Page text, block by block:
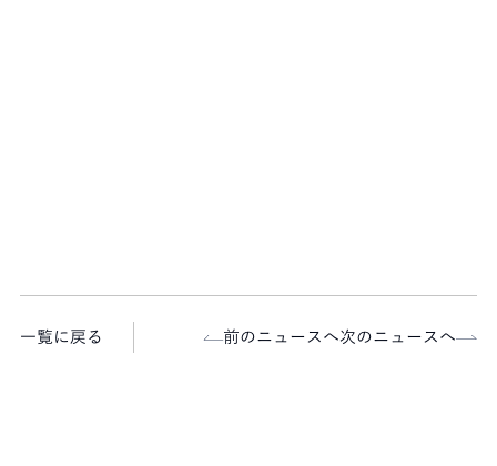
一覧に戻る 前のニュースへ次のニュースへ